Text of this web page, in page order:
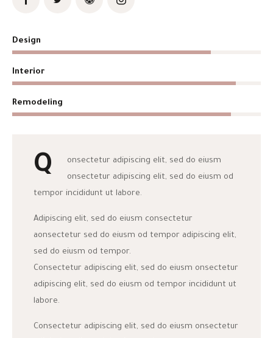
Design
Interior
Remodeling
Q
onsectetur adipiscing elit, sed do eiusm
onsectetur adipiscing elit, sed do eiusm od
tempor incididunt ut labore.
Adipiscing elit, sed do eiusm consectetur
aonsectetur sed do eiusm od tempor adipiscing elit,
sed do eiusm od tempor.
Consectetur adipiscing elit, sed do eiusm onsectetur
adipiscing elit, sed do eiusm od tempor incididunt ut
labore.
Consectetur adipiscing elit, sed do eiusm onsectetur